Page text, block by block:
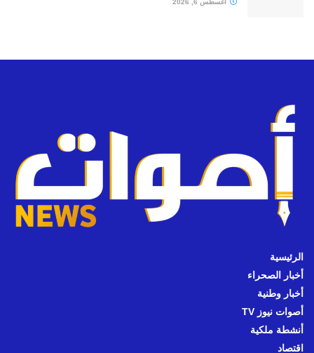
أغسطس 6, 2026
الرئيسية
أخبار الصحراء
أخبار وطنية
أصوات نيوز TV
أنشطة ملكية
اقتصاد